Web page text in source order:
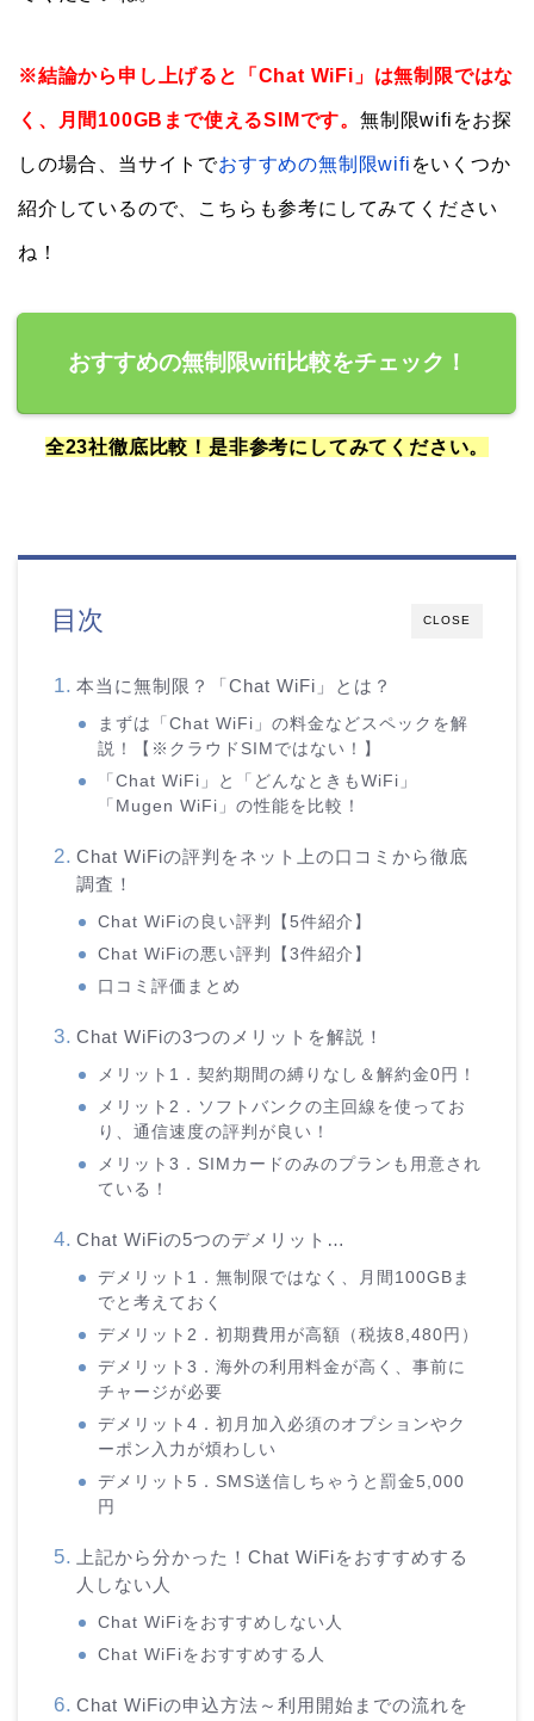
※結論から申し上げると「Chat WiFi」は無制限ではな
く、月間100GBまで使えるSIMです。 無制限wifiをお探
しの場合、当サイトでおすすめの無制限wifi をいくつか
紹介しているので、こちらも参考にしてみてください
ね！
おすすめの無制限wifi比較をチェック！
全23社徹底比較！是非参考にしてみてください。
CLOSE
目次
本当に無制限？「Chat WiFi」とは？
まずは「Chat WiFi」の料金などスペックを解
説！【※クラウドSIMではない！】
「Chat WiFi」と「どんなときもWiFi」
「Mugen WiFi」の性能を比較！
Chat WiFiの評判をネット上の口コミから徹底
調査！
Chat WiFiの良い評判【5件紹介】
Chat WiFiの悪い評判【3件紹介】
口コミ評価まとめ
Chat WiFiの3つのメリットを解説！
メリット1．契約期間の縛りなし＆解約金0円！
メリット2．ソフトバンクの主回線を使ってお
り、通信速度の評判が良い！
メリット3．SIMカードのみのプランも用意され
ている！
Chat WiFiの5つのデメリット…
デメリット1．無制限ではなく、月間100GBま
でと考えておく
デメリット2．初期費用が高額（税抜8,480円）
デメリット3．海外の利用料金が高く、事前に
チャージが必要
デメリット4．初月加入必須のオプションやク
ーポン入力が煩わしい
デメリット5．SMS送信しちゃうと罰金5,000
円
上記から分かった！Chat WiFiをおすすめする
人しない人
Chat WiFiをおすすめしない人
Chat WiFiをおすすめする人
Chat WiFiの申込方法～利用開始までの流れを